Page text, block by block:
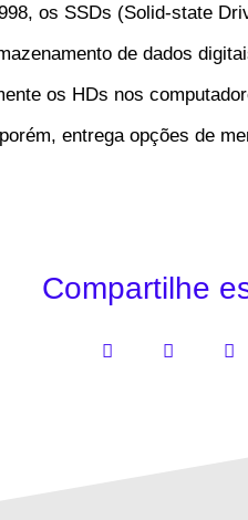
os SSDs (Solid-state
de dados
os HDs nos
entrega opções de
Compartilhe